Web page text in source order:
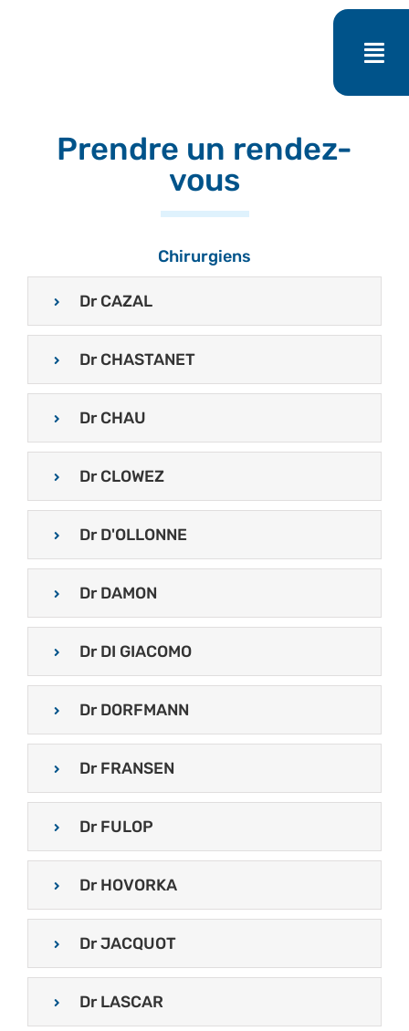
Prendre un rendez-
vous
Chirurgiens
Dr CAZAL
Dr CHASTANET
Dr CHAU
Dr CLOWEZ
Dr D'OLLONNE
Dr DAMON
Dr DI GIACOMO
Dr DORFMANN
Dr FRANSEN
Dr FULOP
Dr HOVORKA
Dr JACQUOT
Dr LASCAR